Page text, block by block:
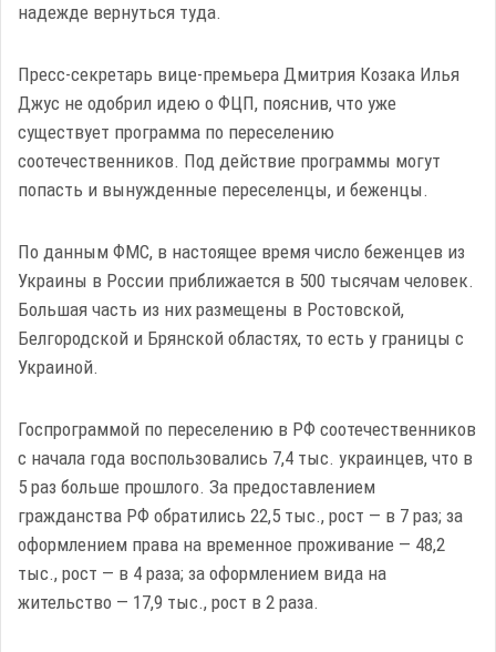
надежде вернуться туда.
Пресс-секретарь вице-премьера Дмитрия Козака Илья
Джус не одобрил идею о ФЦП, пояснив, что уже
существует программа по переселению
соотечественников. Под действие программы могут
попасть и вынужденные переселенцы, и беженцы.
По данным ФМС, в настоящее время число беженцев из
Украины в России приближается в 500 тысячам человек.
Большая часть из них размещены в Ростовской,
Белгородской и Брянской областях, то есть у границы с
Украиной.
Госпрограммой по переселению в РФ соотечественников
с начала года воспользовались 7,4 тыс. украинцев, что в
5 раз больше прошлого. За предоставлением
гражданства РФ обратились 22,5 тыс., рост — в 7 раз; за
оформлением права на временное проживание — 48,2
тыс., рост — в 4 раза; за оформлением вида на
жительство — 17,9 тыс., рост в 2 раза.